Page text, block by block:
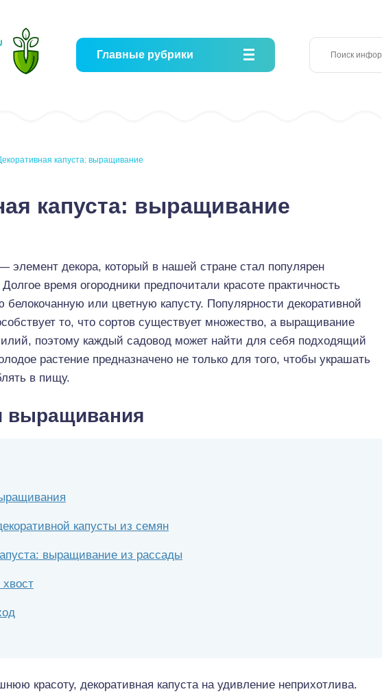
Главные рубрики
капуста: выращивание
капуста: выращивание
элемент декора, который в нашей стране стал популярен
время огородники предпочитали красоте практичность
или цветную капусту. Популярности декоративной
то, что сортов существует множество, а выращивание
поэтому каждый садовод может найти для себя подходящий
растение предназначено не только для того, чтобы украшать
в пищу.
выращивания
капусты из семян
выращивание из рассады
красоту, декоративная капуста на удивление неприхотлива.